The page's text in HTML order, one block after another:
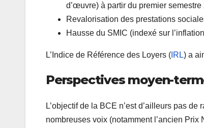
d’œuvre) à partir du premier semestre
Revalorisation des prestations
Hausse du SMIC (indexé sur
L’Indice de Référence des Loyers ( IRL) a
Perspectives moyen-
L’objectif de la BCE n’est d’ailleurs pas
nombreuses voix (notamment l’ancien Prix